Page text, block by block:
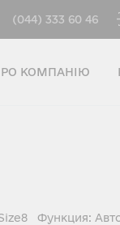
(044) 333 60 46
КОМПАНІЮ
Функция: